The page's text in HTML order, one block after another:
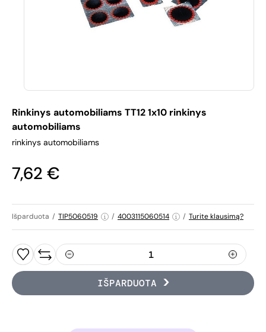
Rinkinys automobiliams TT12 1x10 rinkinys
automobiliams
rinkinys automobiliams
7,62 €
Išparduota / TIP5060519 / 4003115060514 / Turite klausimą?
IŠPARDUOTA